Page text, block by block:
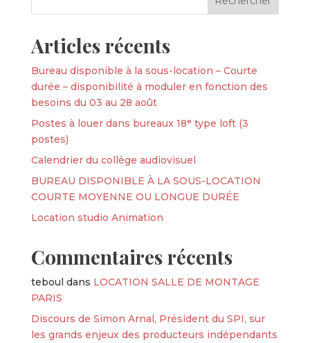
Articles récents
Bureau disponible à la sous-location – Courte
durée – disponibilité à moduler en fonction des
besoins du 03 au 28 août
Postes à louer dans bureaux 18ᵉ type loft (3
postes)
Calendrier du collège audiovisuel
BUREAU DISPONIBLE À LA SOUS-LOCATION
COURTE MOYENNE OU LONGUE DURÉE
Location studio Animation
Commentaires récents
teboul dans LOCATION SALLE DE MONTAGE
PARIS
Discours de Simon Arnal, Président du SPI, sur
les grands enjeux des producteurs indépendants